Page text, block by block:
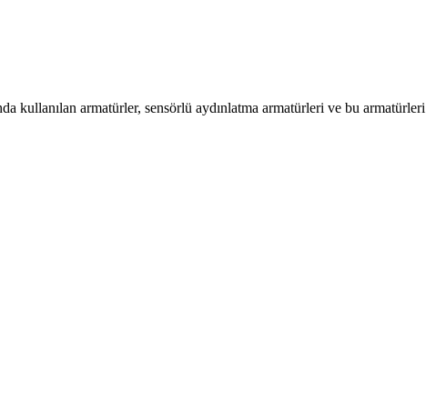
kullanılan armatürler, sensörlü aydınlatma armatürleri ve bu armatürleri